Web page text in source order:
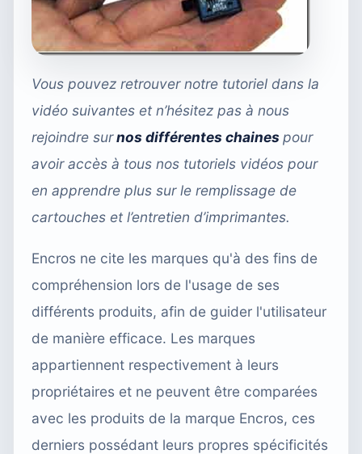
Vous pouvez retrouver notre tutoriel dans la
vidéo suivantes et n’hésitez pas à nous
rejoindre surnos différentes chaines pour
avoir accès à tous nos tutoriels vidéos pour
en apprendre plus sur le remplissage de
cartouches et l’entretien d’imprimantes.
Encros ne cite les marques qu'à des fins de
compréhension lors de l'usage de ses
différents produits, afin de guider l'utilisateur
de manière efficace. Les marques
appartiennent respectivement à leurs
propriétaires et ne peuvent être comparées
avec les produits de la marque Encros, ces
derniers possédant leurs propres spécificités